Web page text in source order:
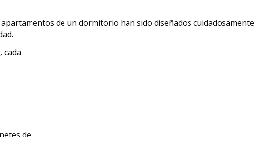
de un dormitorio han sido diseñados cuidadosamente
cada
de